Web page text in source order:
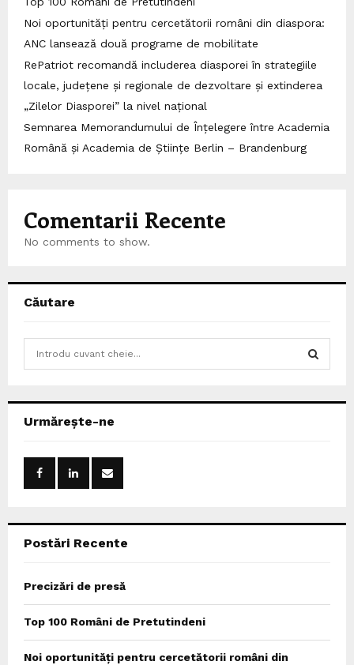
Noi oportunități pentru cercetătorii români din diaspora:
ANC lansează două programe de mobilitate
RePatriot recomandă includerea diasporei în strategiile
locale, județene și regionale de dezvoltare și extinderea
„Zilelor Diasporei” la nivel național
Semnarea Memorandumului de Înțelegere între Academia
Română și Academia de Științe Berlin – Brandenburg
Comentarii Recente
No comments to show.
Căutare
h
Urmărește-ne
Postări Recente
Precizări de presă
Top 100 Români de Pretutindeni
Noi oportunități pentru cercetătorii români din